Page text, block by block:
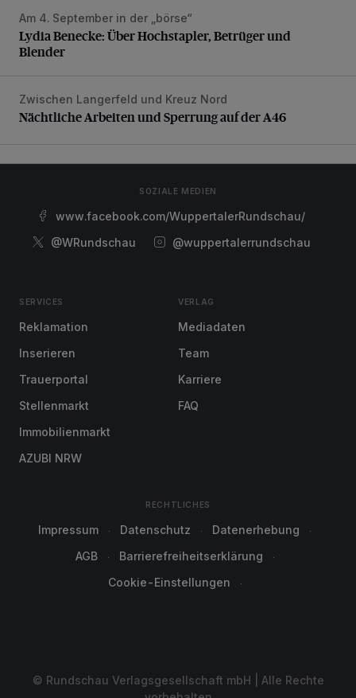
Lydia Benecke: Über Hochstapler, Betrüger und Blender
Am 4. September in der „börse“
Lydia Benecke: Über Hochstapler, Betrüger und
Blender
Nächtliche Arbeiten und Sperrung auf der A46
Zwischen Langerfeld und Kreuz Nord
Nächtliche Arbeiten und Sperrung auf der A46
SOZIALE MEDIEN
www.facebook.com/WuppertalerRundschau/
@WRundschau
@wuppertalerrundschau
SERVICES
Reklamation
Inserieren
Trauerportal
Stellenmarkt
Immobilienmarkt
AZUBI NRW
VERLAG
Mediadaten
Team
Karriere
FAQ
RECHTLICHES
Impressum Datenschutz
Datenerhebung
AGB
Barrierefreiheitserklärung
Cookie-Einstellungen
© Rundschau Verlagsgesellschaft mbH | Alle Rechte